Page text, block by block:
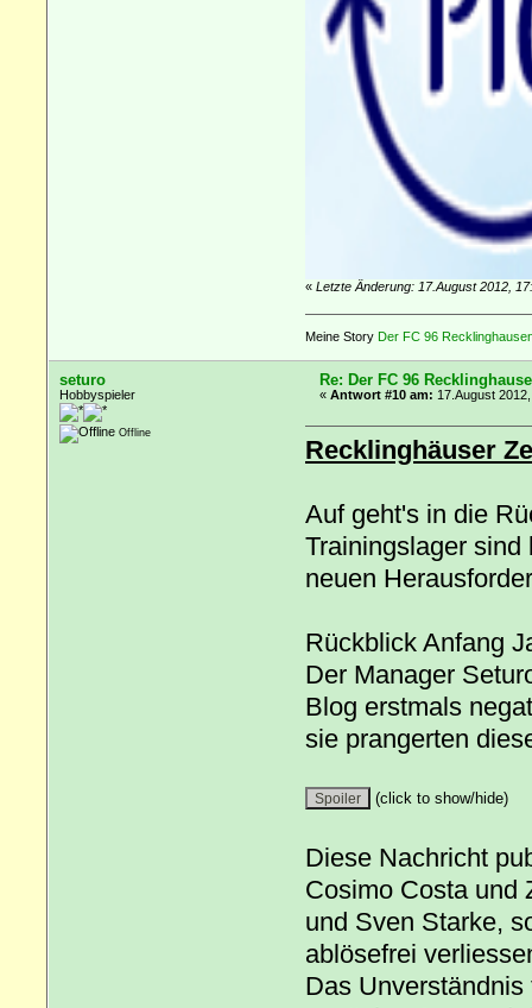
« Letzte Änderung: 17.August 2012,
Meine Story Der FC 96
seturo
Hobbyspieler
Offline
Re: Der FC 96
«Antwort #10 am: 17.August
Recklinghäuser
Auf geht's in die
Trainingslager sind
neuen
Rückblick Anfang
Der Manager
Blog erstmals
sie prangerten
(click to show/hide)
Diese Nachricht
Cosimo Costa und
und Sven Starke,
ablösefrei
Das